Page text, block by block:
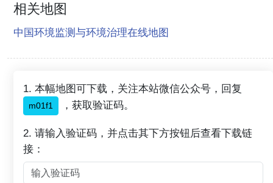
相关地图
中国环境监测与环境治理在线地图
1. 本幅地图可下载，关注本站微信公众号，回复
m01f1 ，获取验证码。
2. 请输入验证码，并点击其下方按钮后查看下载链
接：